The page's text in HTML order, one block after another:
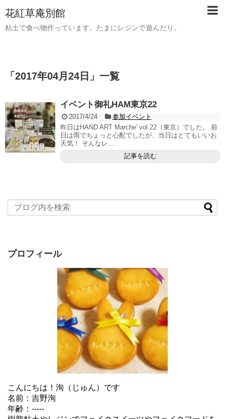
花紅草庵別館
粘土で食べ物作っています。たまにレジンで遊んだり。
「 2017年04月24日 」 一覧
イベント御礼HAM東京22
2017/4/24
参加イベント
昨日はHAND ART Marche' vol.22（東京）でした。 前
日は雨でちょっと心配でしたが、当日はとてもいいお
天気！ そんなレ...
記事を読む
プロフィール
こんにちは！洵（じゅん）です
名前：吉野洵
年齢：-----